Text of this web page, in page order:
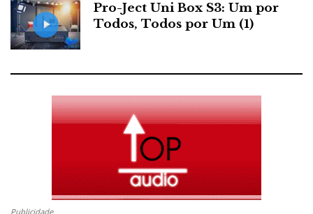
Pro-Ject Uni Box S3: Um por
Todos, Todos por Um (1)
Publicidade